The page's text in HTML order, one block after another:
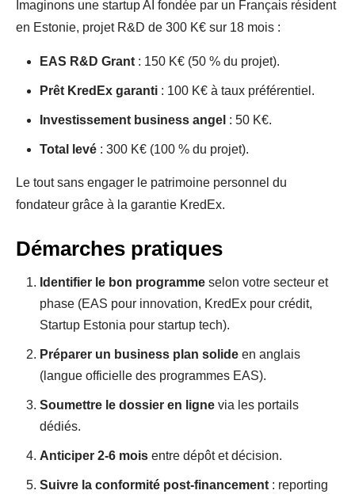
Imaginons une startup AI fondée par un Français résident
en Estonie, projet R&D de 300 K€ sur 18 mois :
EAS R&D Grant : 150 K€ (50 % du projet).
Prêt KredEx garanti : 100 K€ à taux préférentiel.
Investissement business angel : 50 K€.
Total levé : 300 K€ (100 % du projet).
Le tout sans engager le patrimoine personnel du
fondateur grâce à la garantie KredEx.
Démarches pratiques
Identifier le bon programme selon votre secteur et
phase (EAS pour innovation, KredEx pour crédit,
Startup Estonia pour startup tech).
Préparer un business plan solide en anglais
(langue officielle des programmes EAS).
Soumettre le dossier en ligne via les portails
dédiés.
Anticiper 2-6 mois entre dépôt et décision.
Suivre la conformité post-financement : reporting